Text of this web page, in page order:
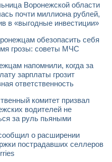
Воронежской области
почти миллиона рублей,
в «выгодные инвестиции»
обезопасить себя
грозы: советы МЧС
напомнили, когда за
зарплаты грозит
ответственность
комитет призвал
водителей не
за руль пьяными
о расширении
пострадавших селлеров